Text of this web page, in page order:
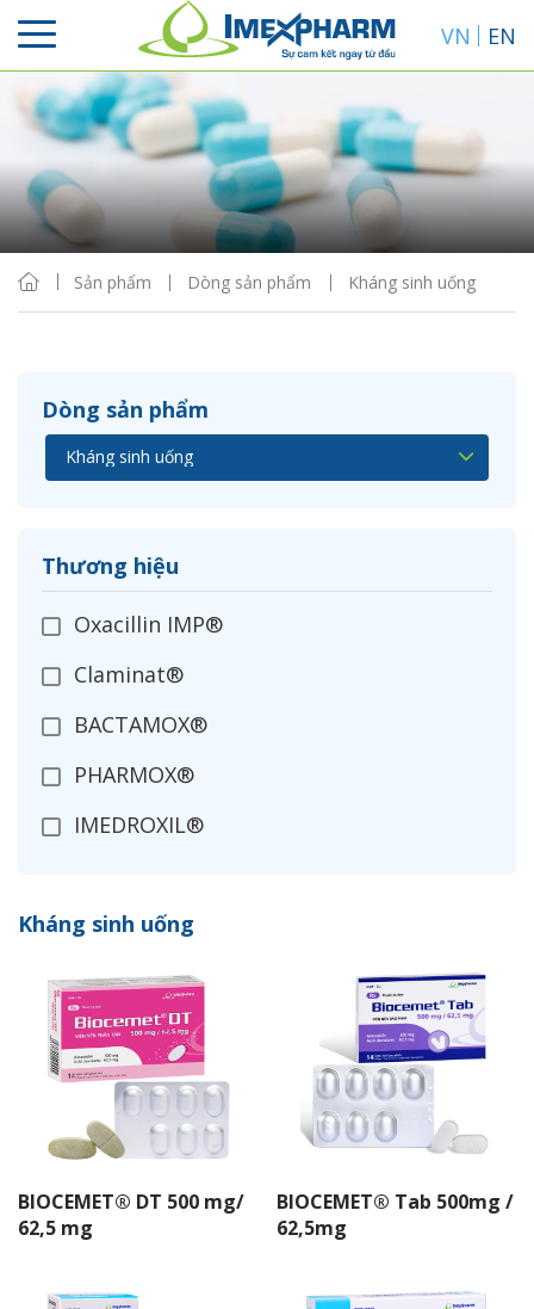
VN EN
Sản phẩm Dòng sản phẩm Kháng sinh uống
Dòng sản phẩm
Thương hiệu
Oxacillin IMP®
Claminat®
BACTAMOX®
PHARMOX®
IMEDROXIL®
CEFADROXIL
IMECLOR®
ZANIMEX®
IMEXIME®
ROXITHROMYCIN
OFLOXACIN
Kháng sinh uống
Sắp xếp
Hiển thị
BIOCEMET® DT 500 mg/
62,5 mg
BIOCEMET® Tab 500mg /
62,5mg